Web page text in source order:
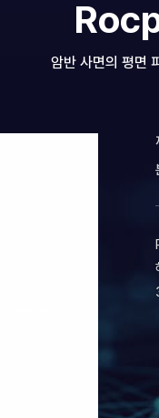
암반 사면의 평면